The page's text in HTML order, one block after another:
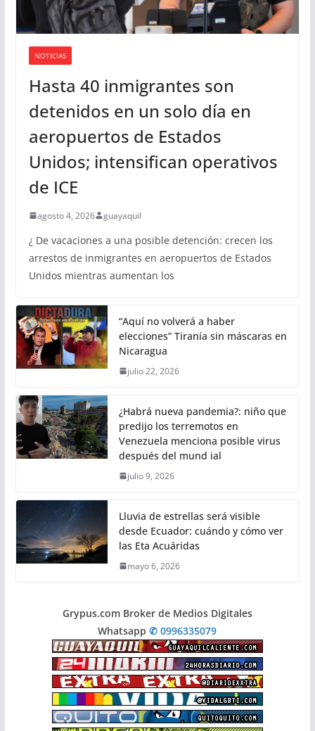
NOTICIAS
Hasta 40 inmigrantes son
detenidos en un solo día en
aeropuertos de Estados
Unidos; intensifican operativos
de ICE
agosto 4, 2026 guayaquil
¿ De vacaciones a una posible detención: crecen los
arrestos de inmigrantes en aeropuertos de Estados
Unidos mientras aumentan los
“Aquí no volverá a haber
elecciones” Tiranía sin máscaras en
Nicaragua
julio 22, 2026
¿Habrá nueva pandemia?: niño que
predijo los terremotos en
Venezuela menciona posible virus
después del mund ial
julio 9, 2026
Lluvia de estrellas será visible
desde Ecuador: cuándo y cómo ver
las Eta Acuáridas
mayo 6, 2026
Grypus.com Broker de Medios Digitales
Whatsapp✆ 0996335079